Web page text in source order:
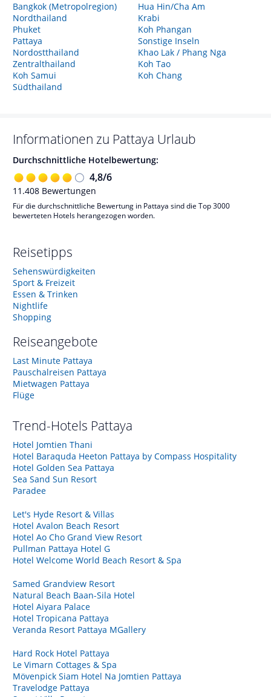
Bangkok (Metropolregion)
Nordthailand
Phuket
Pattaya
Nordostthailand
Zentralthailand
Koh Samui
Südthailand
Hua Hin/Cha Am
Krabi
Koh Phangan
Sonstige Inseln
Khao Lak / Phang Nga
Koh Tao
Koh Chang
Informationen zu Pattaya Urlaub
Durchschnittliche Hotelbewertung:
4,8/6
11.408 Bewertungen
Für die durchschnittliche Bewertung in Pattaya sind die Top 3000
bewerteten Hotels herangezogen worden.
Reisetipps
Sehenswürdigkeiten
Sport & Freizeit
Essen & Trinken
Nightlife
Shopping
Reiseangebote
Last Minute Pattaya
Pauschalreisen Pattaya
Mietwagen Pattaya
Flüge
Trend-Hotels Pattaya
Hotel Jomtien Thani
Hotel Baraquda Heeton Pattaya by Compass Hospitality
Hotel Golden Sea Pattaya
Sea Sand Sun Resort
Paradee
Let's Hyde Resort & Villas
Hotel Avalon Beach Resort
Hotel Ao Cho Grand View Resort
Pullman Pattaya Hotel G
Hotel Welcome World Beach Resort & Spa
Samed Grandview Resort
Natural Beach Baan-Sila Hotel
Hotel Aiyara Palace
Hotel Tropicana Pattaya
Veranda Resort Pattaya MGallery
Hard Rock Hotel Pattaya
Le Vimarn Cottages & Spa
Mövenpick Siam Hotel Na Jomtien Pattaya
Travelodge Pattaya